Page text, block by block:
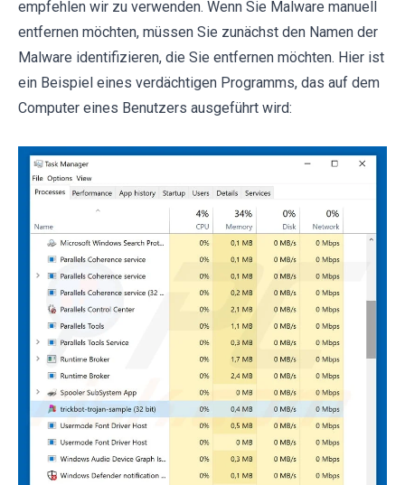
empfehlen wir zu verwenden. Wenn Sie Malware manuell
entfernen möchten, müssen Sie zunächst den Namen der
Malware identifizieren, die Sie entfernen möchten. Hier ist
ein Beispiel eines verdächtigen Programms, das auf dem
Computer eines Benutzers ausgeführt wird: